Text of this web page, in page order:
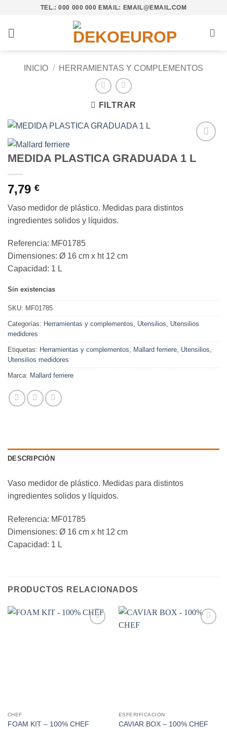
contenido
TEL.: 000 000 000 EMAIL: EMAIL@EMAIL.COM
INICIO / HERRAMIENTAS Y COMPLEMENTOS
FILTRAR
MEDIDA PLASTICA GRADUADA 1 L
7,79 €
Vaso medidor de plástico. Medidas para distintos
ingredientes solidos y líquidos.
Referencia: MF01785
Dimensiones: Ø 16 cm x ht 12 cm
Capacidad: 1 L
Sin existencias
SKU: MF01785
Categorías: Herramientas y complementos Utensilios
Utensilios
medidores
Etiquetas: Herramientas y complementos Mallard ferriere Utensilios
Utensilios medidores
Marca: Mallard ferriere
DESCRIPCIÓN
Vaso medidor de plástico. Medidas para distintos
ingredientes solidos y líquidos.
Referencia: MF01785
Dimensiones: Ø 16 cm x ht 12 cm
Capacidad: 1 L
PRODUCTOS RELACIONADOS
CHEF
FOAM KIT – 100% CHEF
ESFERIFICACIÓN
CAVIAR BOX – 100% CHEF